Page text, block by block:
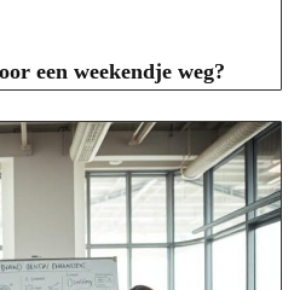
een weekendje weg?